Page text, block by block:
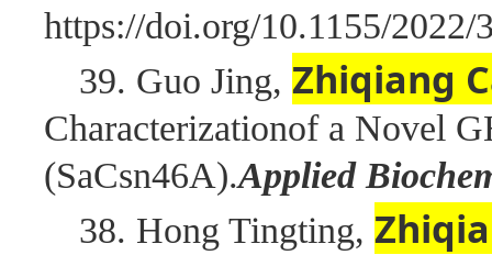
https://doi.org/10.1155/2022/
39. Guo Jing, Zhiqiang
Characterizationof a Novel
(SaCsn46A).Applied
38. Hong Tingting,